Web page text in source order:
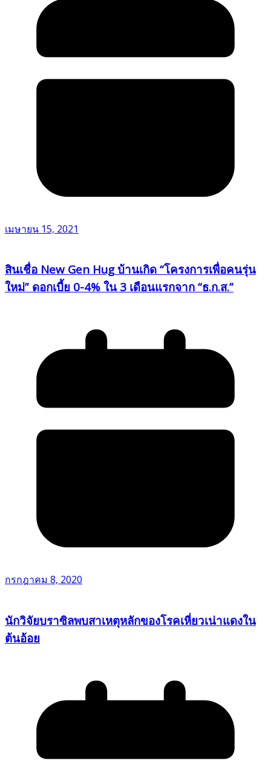
เมษายน 15, 2021
สินเชื่อ New Gen Hug บ้านเกิด “โครงการเพื่อคนรุ่น
ใหม่” ดอกเบี้ย 0-4% ใน 3 เดือนแรกจาก “ธ.ก.ส.”
กรกฎาคม 8, 2020
นักวิจัยบราซิลพบสาเหตุหลักของโรคเหี่ยวเน่าแดงใน
ต้นอ้อย